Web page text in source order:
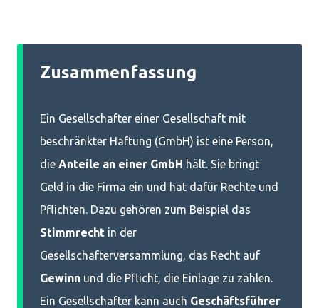
Zusammenfassung
Ein Gesellschafter einer Gesellschaft mit
beschränkter Haftung (GmbH) ist eine Person,
die Anteile an einer GmbH hält. Sie bringt
Geld in die Firma ein und hat dafür Rechte und
Pflichten. Dazu gehören zum Beispiel das
Stimmrecht in der
Gesellschafterversammlung, das Recht auf
Gewinn und die Pflicht, die Einlage zu zahlen.
Ein Gesellschafter kann auch Geschäftsführer